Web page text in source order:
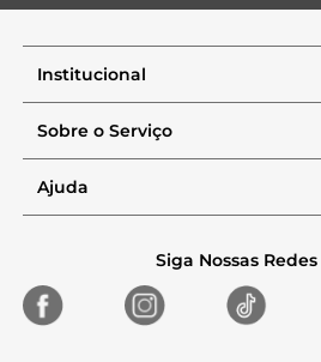
Institucional
Sobre o Serviço
Ajuda
Siga Nossas